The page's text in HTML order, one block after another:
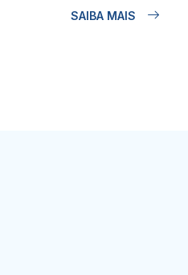
SAIBA MAIS